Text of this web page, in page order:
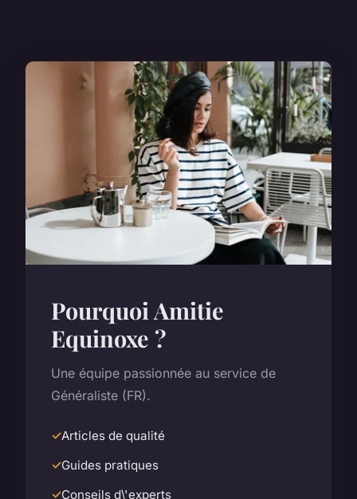
Pourquoi Amitie
Equinoxe ?
Une équipe passionnée au service de
Généraliste (FR).
Articles de qualité
Guides pratiques
Conseils d\'experts